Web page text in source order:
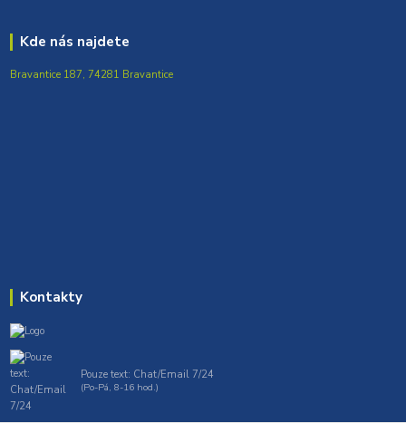
Kde nás najdete
Bravantice 187, 74281 Bravantice
Kontakty
Pouze text: Chat/Email 7/24
(Po-Pá, 8-16 hod.)